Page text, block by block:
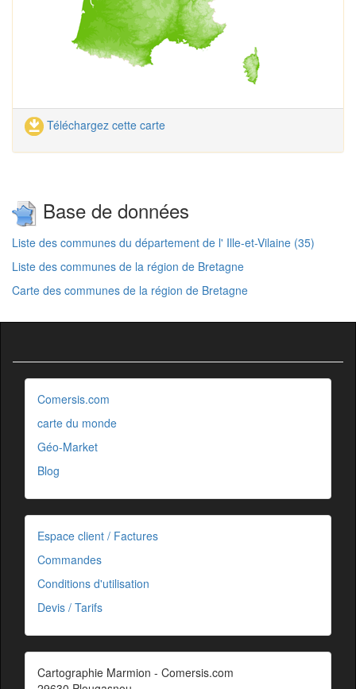
Téléchargez cette carte
Base de données
Liste des communes du département de l' Ille-et-Vilaine (35)
Liste des communes de la région de Bretagne
Carte des communes de la région de Bretagne
Comersis.com
carte du monde
Géo-Market
Blog
Espace client / Factures
Commandes
Conditions d'utilisation
Devis / Tarifs
Cartographie Marmion - Comersis.com